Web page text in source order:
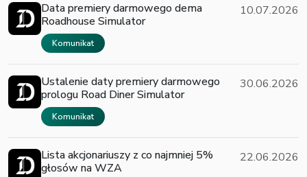
Data premiery darmowego dema
Roadhouse Simulator
Komunikat
10.07.2026
Ustalenie daty premiery darmowego
prologu Road Diner Simulator
Komunikat
30.06.2026
Lista akcjonariuszy z co najmniej 5%
głosów na WZA
22.06.2026